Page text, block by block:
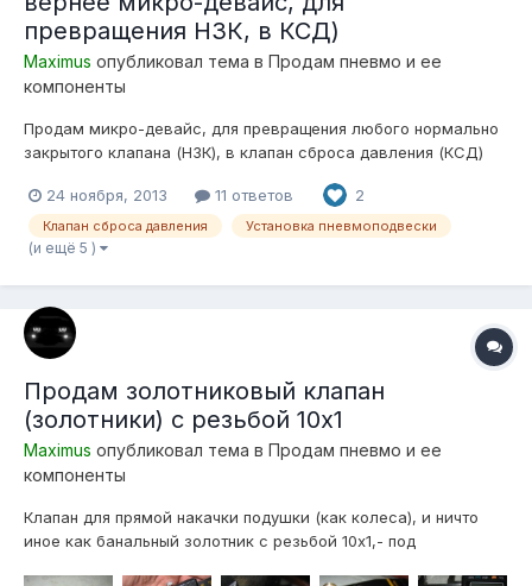
превращения НЗК, в КСД)
Maximus опубликовал тема в Продам пневмо и ее
компоненты
Продам микро-девайс, для превращения любого нормально
закрытого клапана (НЗК), в клапан сброса давления (КСД)
открывает любой НЗК на некоторое время после выключения
компрессора! Девайс имеет размеры 20х30х6мм! С одной
стороны 3 входных провода,...
24 ноября, 2013 11 ответов 2
Клапан сброса давления Установка пневмоподвески
(и ещё 5 )
Продам золотниковый клапан
(золотники) с резьбой 10х1
Maximus опубликовал тема в Продам пневмо и ее
компоненты
Клапан для прямой накачки подушки (как колеса), и ничто
иное как банальный золотник с резьбой 10х1,- под